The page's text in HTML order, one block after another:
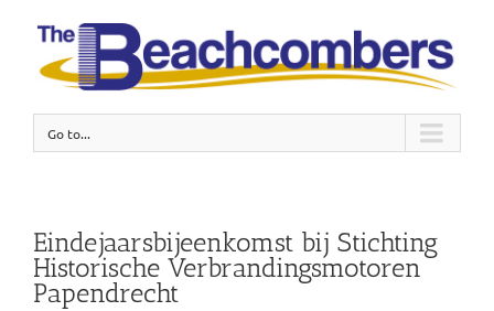
Go to...
Eindejaarsbijeenkomst bij Stichting
Historische Verbrandingsmotoren
Papendrecht